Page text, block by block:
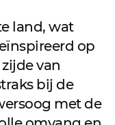
land, wat
op
van
bij de
met de